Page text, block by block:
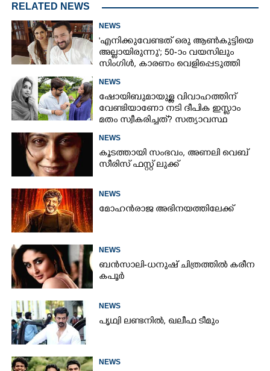
RELATED NEWS
NEWS
'എനിക്കുവേണ്ടത് ഒരു ആൺകുട്ടിയെ
അല്ലായിരുന്നു'; 50-ാം വയസിലും
സിംഗിൾ, കാരണം വെളിപ്പെടുത്തി
NEWS
ഷോയിബുമായുള്ള വിവാഹത്തിന്
വേണ്ടിയാണോ നടി ദീപിക ഇസ്ലാം
മതം സ്വീകരിച്ചത്? സത്യാവസ്ഥ
NEWS
കൂടത്തായി സംഭവം, അണലി വെബ്
സീരിസ് ഫസ്റ്റ് ലുക്ക്
NEWS
മോഹൻരാജ അഭിനയത്തിലേക്ക്
NEWS
ബൻസാലി-ധനുഷ് ചിത്രത്തിൽ കരീന
കപൂർ
NEWS
പൃഥ്വി ലണ്ടനിൽ, ഖലീഫ ടീമും
NEWS